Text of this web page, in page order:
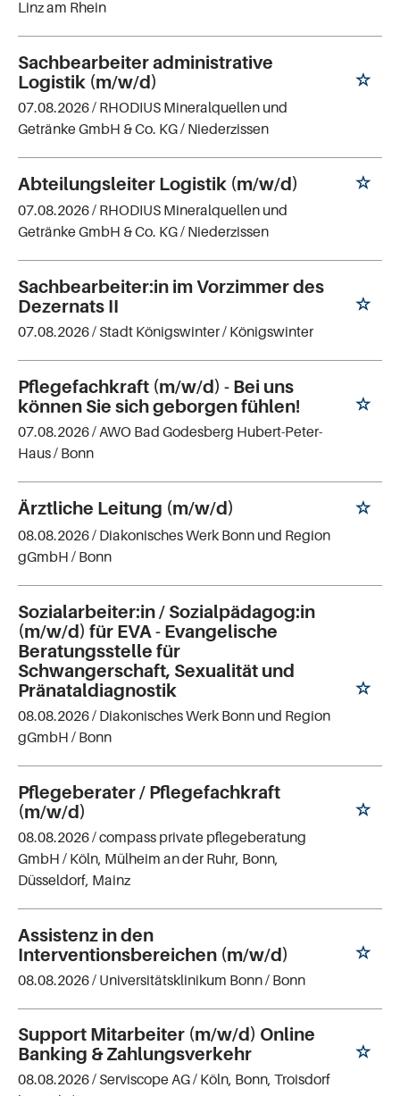
Linz am Rhein
Sachbearbeiter administrative
Logistik (m/w/d)
07.08.2026 / RHODIUS Mineralquellen und
Getränke GmbH & Co. KG/ Niederzissen
Abteilungsleiter Logistik (m/w/d)
07.08.2026 / RHODIUS Mineralquellen und
Getränke GmbH & Co. KG/ Niederzissen
Sachbearbeiter:in im Vorzimmer des
Dezernats II
07.08.2026 / Stadt Königswinter/ Königswinter
Pflegefachkraft (m/w/d) - Bei uns
können Sie sich geborgen fühlen!
07.08.2026 /AWO Bad Godesberg Hubert-Peter-
Haus/ Bonn
Ärztliche Leitung (m/w/d)
08.08.2026 / Diakonisches Werk Bonn und Region
gGmbH / Bonn
Sozialarbeiter:in / Sozialpädagog:in
(m/w/d) für EVA - Evangelische
Beratungsstelle für
Schwangerschaft, Sexualität und
Pränataldiagnostik
08.08.2026 / Diakonisches Werk Bonn und Region
gGmbH / Bonn
Pflegeberater / Pflegefachkraft
(m/w/d)
08.08.2026 /compass private pflegeberatung
GmbH / Köln, Mülheim an der Ruhr, Bonn,
Düsseldorf, Mainz
Assistenz in den
Interventionsbereichen (m/w/d)
08.08.2026 / Universitätsklinikum Bonn/ Bonn
Support Mitarbeiter (m/w/d) Online
Banking & Zahlungsverkehr
08.08.2026 / Serviscope AG/ Köln, Bonn, Troisdorf